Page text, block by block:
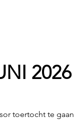
2026
toertocht te gaan